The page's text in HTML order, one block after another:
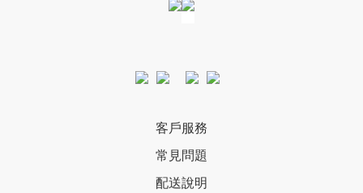
客戶服務
常見問題
配送說明